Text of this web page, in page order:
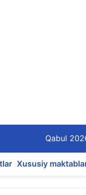
Qabul
Xususiy